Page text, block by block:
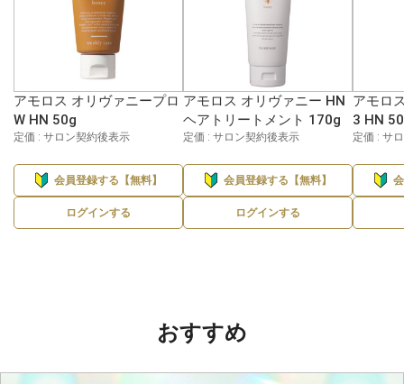
アモロス オリヴァニープロ
W HN 50g
定価 : サロン契約後表示
会員登録する【無料】
ログインする
アモロス オリヴァニー HN
ヘアトリートメント 170g
定価 : サロン契約後表示
会員登録する【無料】
ログインする
アモロ
3 HN
定価 : サ
おすすめ